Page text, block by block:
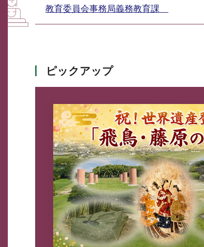
教育委員会事務局義務教育課
ピックアップ